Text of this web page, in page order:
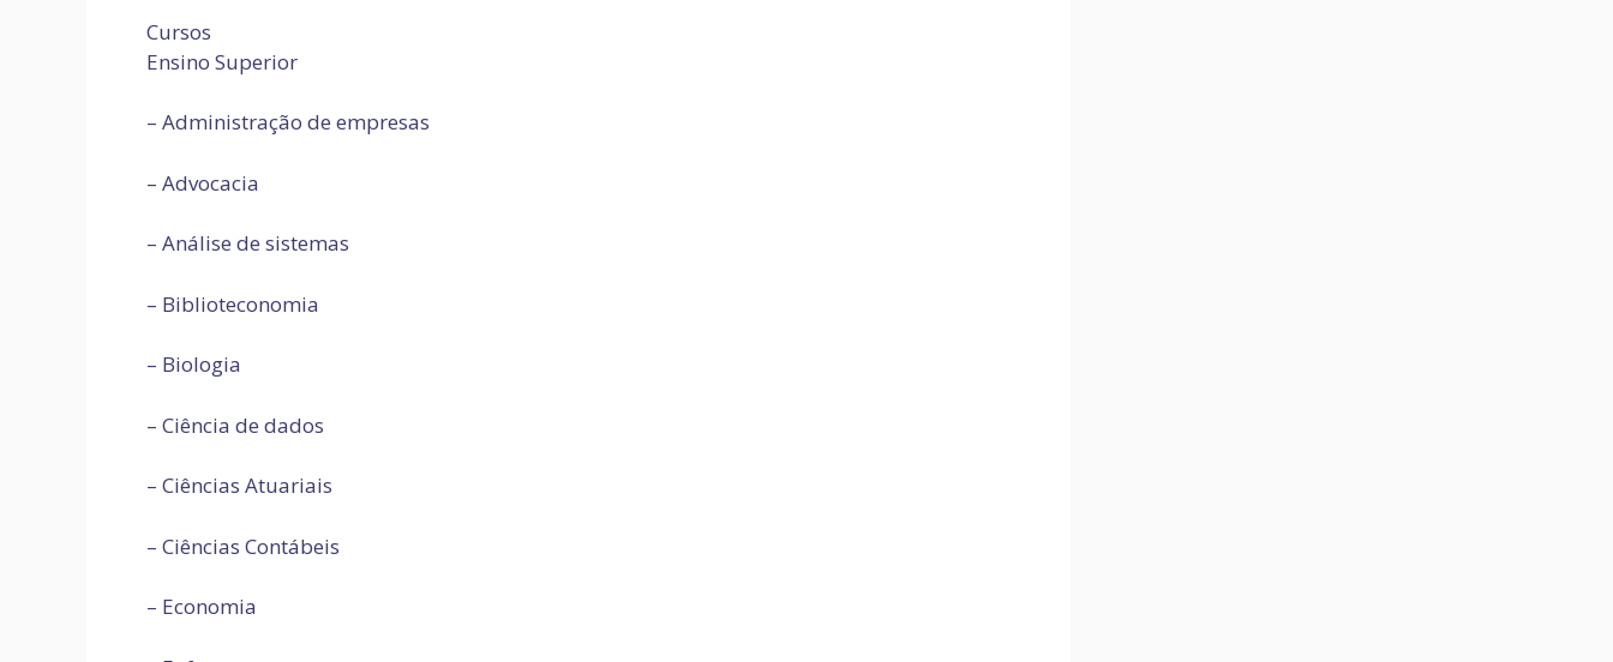
Cursos
Ensino Superior
– Administração de empresas
– Advocacia
– Análise de sistemas
– Biblioteconomia
– Biologia
– Ciência de dados
– Ciências Atuariais
– Ciências Contábeis
– Economia